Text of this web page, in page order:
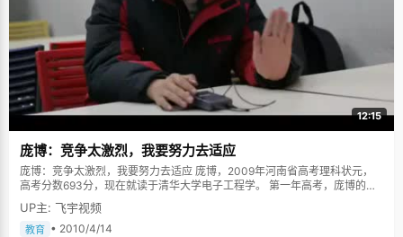
12:15
庞博：竞争太激烈，我要努力去适应
庞博：竞争太激烈，我要努力去适应 庞博，2009年河南省高考理科状元，
高考分数693分，现在就读于清华大学电子工程学。 第一年高考，庞博的目
标是北京科技大学，一向成绩优秀的他在临场发挥的时候犯下了自称为"脑
残"和"非脑残"的两个错误，这是90后的流行语，形容他两个错误最合适不
过："脑残"是指在考语文的时候，由于过分紧张的缘故，庞博犯下非常低级
UP主: 飞宇视频
教育 • 2010/4/14